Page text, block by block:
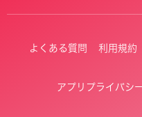
よくある質問 利用規約
アプリプライバシ